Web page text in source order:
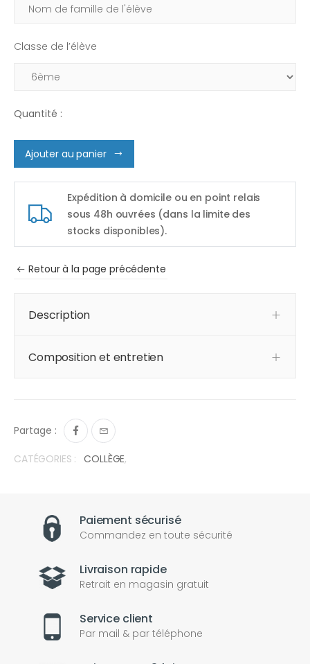
Classe de l’élève
Quantité :
Ajouter au panier
Expédition à domicile ou en point relais
sous 48h ouvrées (dans la limite des
stocks disponibles).
Retour à la page précédente
Description
Composition et entretien
Partage :
CATÉGORIES : COLLÈGE,
Paiement sécurisé
Commandez en toute sécurité
Livraison rapide
Retrait en magasin gratuit
Service client
Par mail & par téléphone